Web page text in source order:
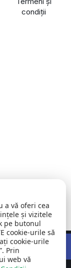
condiții
SRL
a vă oferi cea
și vizitele
pe butonul
cookie-urile să
cookie-urile
Prin
web vă